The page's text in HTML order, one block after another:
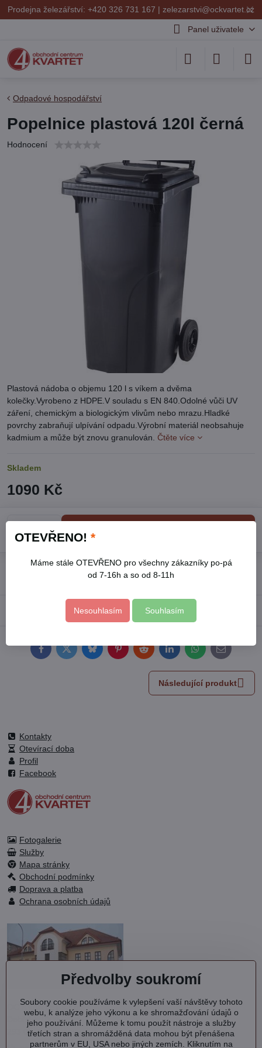
✕
Prodejna železářství: +420 326 731 167 | zelezarstvi@ockvartet.cz
Panel uživatele
Odpadové hospodářství
Popelnice plastová 120l černá
Hodnocení
Plastová nádoba o objemu 120 l s víkem a dvěma
kolečky.Vyrobeno z HDPE.V souladu s EN 840.Odolné vůči UV
záření, chemickým a biologickým vlivům nebo mrazu.Hladké
povrchy zabraňují ulpívání odpadu.Výrobní materiál neobsahuje
kadmium a může být znovu granulován. Čtěte více
Skladem
1090 Kč
Přidat k Oblíbeným Hlídací pes Doručení
FacebookTwitterBlueskyPinterestRedditLinkedInWhatsApp
E-
mail
Následující produkt
Kontakty
Otevírací doba
Profil
Facebook
Fotogalerie
Služby
Mapa stránky
Obchodní podmínky
Doprava a platba
Ochrana osobních údajů
OC KVARTET s.r.o.
Debřská 1000
293 06 Kosmonosy
Předvolby soukromí
Soubory cookie používáme k vylepšení vaší návštěvy tohoto
webu, k analýze jeho výkonu a ke shromažďování údajů o
jeho používání. Můžeme k tomu použít nástroje a služby
třetích stran a shromážděná data mohou být přenášena
partnerům v EU, USA nebo jiných zemích. Kliknutím na
OTEVŘENO! *
Máme stále OTEVŘENO pro všechny zákazníky po-pá
od 7-16h a so od 8-11h
Nesouhlasím Souhlasím